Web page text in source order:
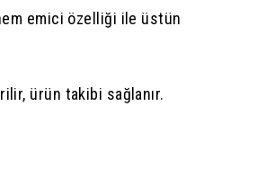
emici özelliği ile üstün
ürün takibi sağlanır.